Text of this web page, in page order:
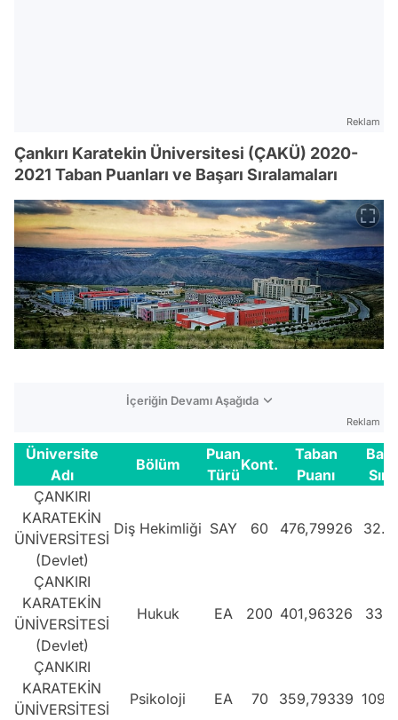
Reklam
Çankırı Karatekin Üniversitesi (ÇAKÜ) 2020-
2021 Taban Puanları ve Başarı Sıralamaları
İçeriğin Devamı Aşağıda
Reklam
Üniversite
Adı
Bölüm
Puan
Türü
Kont.
Taban
Puanı
ÇANKIRI
KARATEKİN
ÜNİVERSİTESİ
(Devlet)
Diş Hekimliği SAY 60 476,79926
ÇANKIRI
KARATEKİN
ÜNİVERSİTESİ
(Devlet)
Hukuk EA 200 401,96326
ÇANKIRI
KARATEKİN
ÜNİVERSİTESİ
Psikoloji EA 70 359,79339